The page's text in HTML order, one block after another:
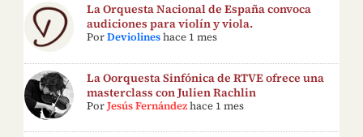
La Orquesta Nacional de España convoca
audiciones para violín y viola.
PorDeviolines hace 1 mes
La Oorquesta Sinfónica de RTVE ofrece una
masterclass con Julien Rachlin
PorJesús Fernández hace 1 mes